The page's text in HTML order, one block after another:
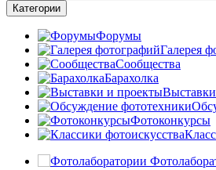
Категории
Форумы
Галерея
Сообщества
Барахолка
Фотоконкурсы